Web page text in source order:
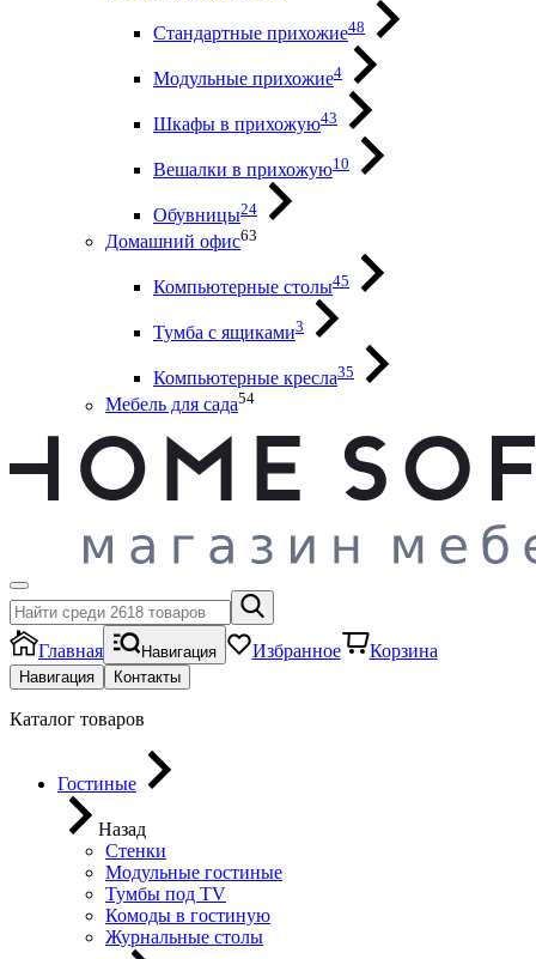
Стандартные прихожие48
Модульные прихожие4
Шкафы в прихожую43
Вешалки в прихожую10
Обувницы24
Домашний офис63
Компьютерные столы45
Тумба с ящиками3
Компьютерные кресла35
Мебель для сада54
Главная Навигация Избранное Корзина
Навигация Контакты
Каталог товаров
Гостиные
Назад
Стенки
Модульные гостиные
Тумбы под ТV
Комоды в гостиную
Журнальные столы